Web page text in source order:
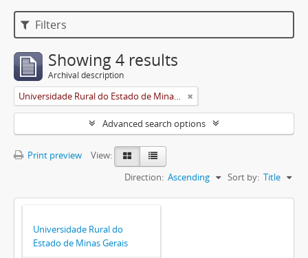
Filters
Showing 4 results
Archival description
Universidade Rural do Estado de Minas Gerais (Uremg)
Advanced search options
Print preview
View:
Sort by: Title
Direction: Ascending
Universidade Rural do
Estado de Minas Gerais